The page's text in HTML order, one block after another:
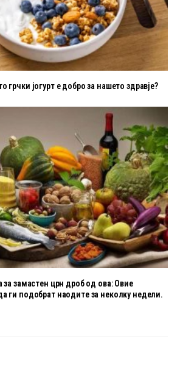
грчки јогурт е добро за нашето здравје?
за замастен црн дроб од ова: Овие
ги подобрат наодите за неколку недели.